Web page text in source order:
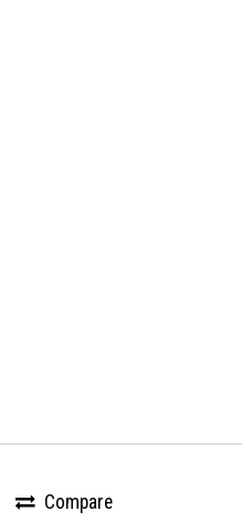
Compare